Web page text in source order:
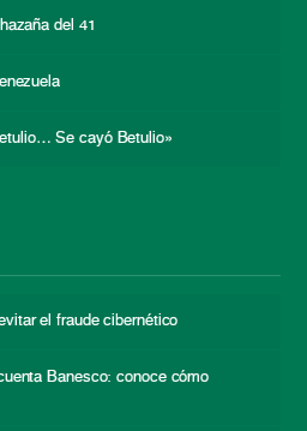
del 41
Se cayó Betulio»
el fraude cibernético
Banesco: conoce cómo